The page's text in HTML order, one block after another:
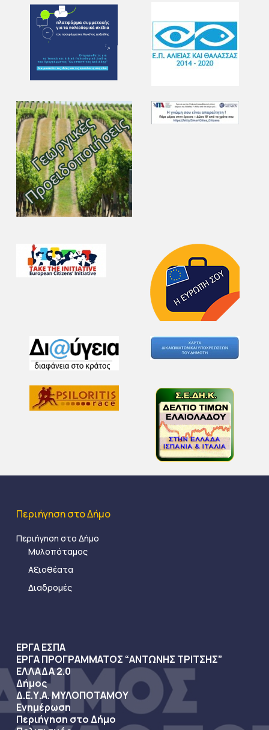
Περιήγηση στο Δήμο
Περιήγηση στο Δήμο
Μυλοπόταμος
Αξιοθέατα
Διαδρομές
ΕΡΓΑ ΕΣΠΑ
ΕΡΓΑ ΠΡΟΓΡΑΜΜΑΤΟΣ “ΑΝΤΩΝΗΣ ΤΡΙΤΣΗΣ”
ΕΛΛΑΔΑ 2.0
Δήμος
Δ.Ε.Υ.Α. ΜΥΛΟΠΟΤΑΜΟΥ
Ενημέρωση
Περιήγηση στο Δήμο